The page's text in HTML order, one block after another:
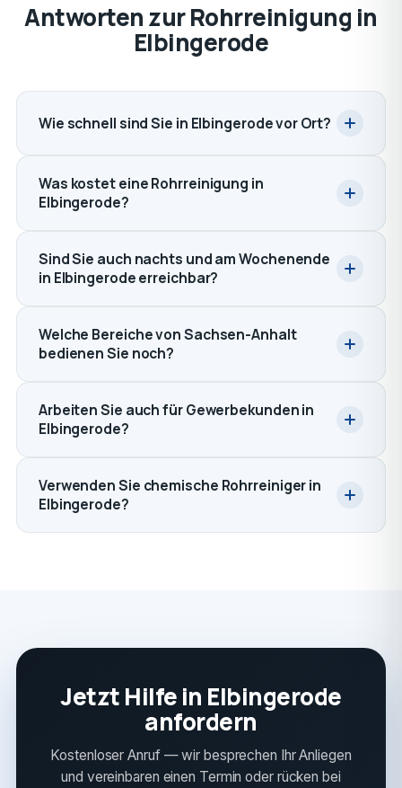
Antworten zur Rohrreinigung in
Elbingerode
Wie schnell sind Sie in Elbingerode vor Ort?
Was kostet eine Rohrreinigung in
Elbingerode?
Sind Sie auch nachts und am Wochenende
in Elbingerode erreichbar?
Welche Bereiche von Sachsen-Anhalt
bedienen Sie noch?
Arbeiten Sie auch für Gewerbekunden in
Elbingerode?
Verwenden Sie chemische Rohrreiniger in
Elbingerode?
Jetzt Hilfe in Elbingerode
anfordern
Kostenloser Anruf — wir besprechen Ihr Anliegen
und vereinbaren einen Termin oder rücken bei